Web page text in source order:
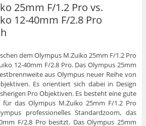
25mm F/1.2 Pro vs.
12-40mm F/2.8 Pro
dem Olympus M.Zuiko 25mm F/1.2 Pro
12-40mm F/2.8 Pro. Das Olympus 25mm
aus Olympus neuer Reihe von
Es orientiert sich dabei in Design
Pro Objektiven. Es besteht eine gute
für das Olympus M.Zuiko 25mm F/1.2 Pro
professionelles Standardzoom, das
F/2.8 Pro besitzt. Das Olympus 25mm